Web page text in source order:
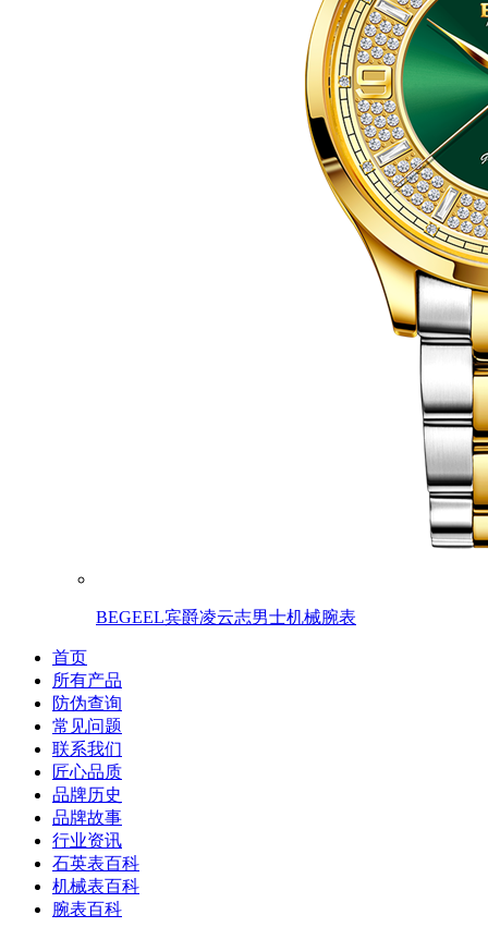
BEGEEL宾爵凌云志男士机械腕表
首页
所有产品
防伪查询
常见问题
联系我们
匠心品质
品牌历史
品牌故事
行业资讯
石英表百科
机械表百科
腕表百科